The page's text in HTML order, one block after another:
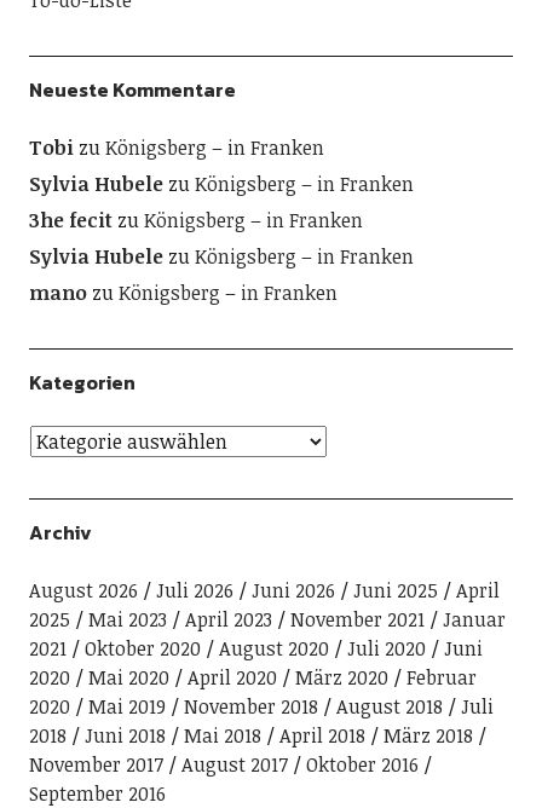
Neueste Kommentare
TobizuKönigsberg – in Franken
Sylvia HubelezuKönigsberg – in Franken
3he fecitzuKönigsberg – in Franken
Sylvia HubelezuKönigsberg – in Franken
manozuKönigsberg – in Franken
Kategorien
Archiv
August 2026 Juli 2026 Juni 2026 Juni 2025
April
2025
Mai 2023 April 2023 November 2021
Januar
2021
Oktober 2020 August 2020 Juli 2020
Juni
2020
Mai 2020 April 2020 März 2020
Februar
2020
Mai 2019 November 2018 August 2018
Juli
2018
Juni 2018 Mai 2018 April 2018
März 2018
November 2017
August 2017
Oktober 2016
September 2016